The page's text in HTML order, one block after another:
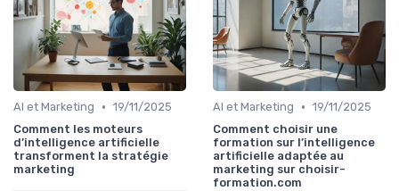
AI et Marketing • 19/11/2025
Comment les moteurs
d’intelligence artificielle
transforment la stratégie
marketing
AI et Marketing • 19/11/2025
Comment choisir une
formation sur l’intelligence
artificielle adaptée au
marketing sur choisir-
formation.com